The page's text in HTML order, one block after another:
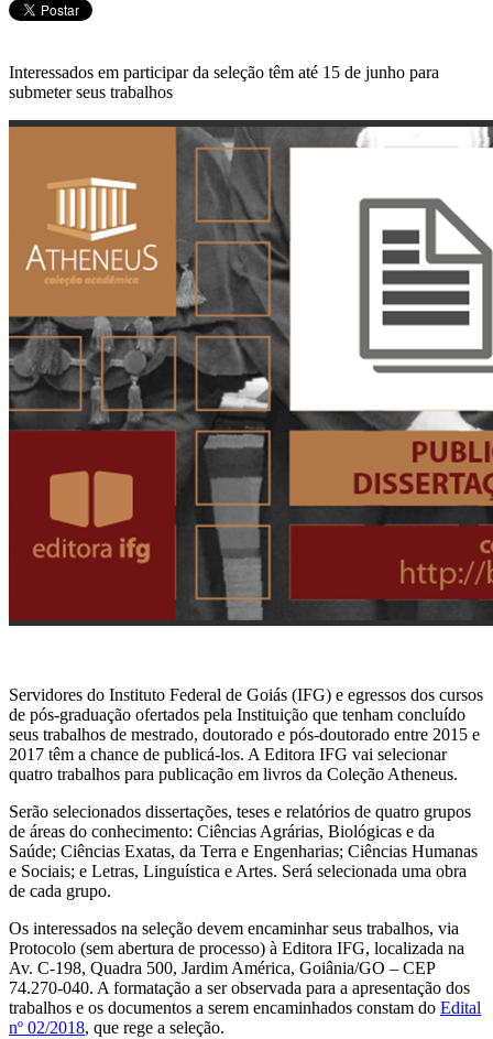
Interessados em participar da seleção têm até 15 de junho para
submeter seus trabalhos
Servidores do Instituto Federal de Goiás (IFG) e egressos dos cursos
de pós-graduação ofertados pela Instituição que tenham concluído
seus trabalhos de mestrado, doutorado e pós-doutorado entre 2015 e
2017 têm a chance de publicá-los. A Editora IFG vai selecionar
quatro trabalhos para publicação em livros da Coleção Atheneus.
Serão selecionados dissertações, teses e relatórios de quatro grupos
de áreas do conhecimento: Ciências Agrárias, Biológicas e da
Saúde; Ciências Exatas, da Terra e Engenharias; Ciências Humanas
e Sociais; e Letras, Linguística e Artes. Será selecionada uma obra
de cada grupo.
Os interessados na seleção devem encaminhar seus trabalhos, via
Protocolo (sem abertura de processo) à Editora IFG, localizada na
Av. C-198, Quadra 500, Jardim América, Goiânia/GO – CEP
74.270-040. A formatação a ser observada para a apresentação dos
trabalhos e os documentos a serem encaminhados constam do Edital
nº 02/2018, que rege a seleção.